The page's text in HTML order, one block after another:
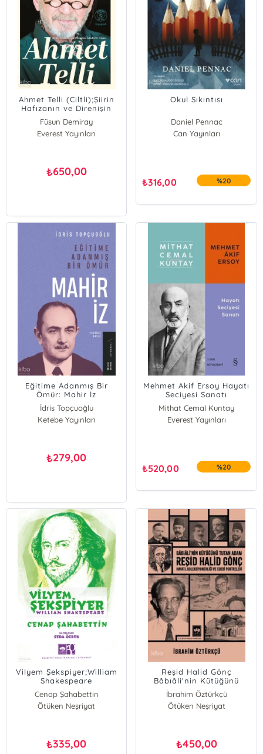
Ahmet Telli (Ciltli);Şiirin
Hafızanın ve Direnişin
Füsun Demiray
Everest Yayınları
₺650,00
Okul Sıkıntısı
Daniel Pennac
Can Yayınları
₺316,00 %20
Eğitime Adanmış Bir
Ömür: Mahir İz
İdris Topçuoğlu
Ketebe Yayınları
₺279,00
Mehmet Akif Ersoy Hayatı
Seciyesi Sanatı
Mithat Cemal Kuntay
Everest Yayınları
₺520,00 %20
Vilyem Şekspiyer;William
Shakespeare
Cenap Şahabettin
Ötüken Neşriyat
₺335,00
Reşid Halid Gönç
Bâbıâli'nin Kütüğünü
Tutan Adam;Hayatı,
Koleksiyonerliği ve Edebî
Portreleri
İbrahim Öztürkçü
Ötüken Neşriyat
₺450,00